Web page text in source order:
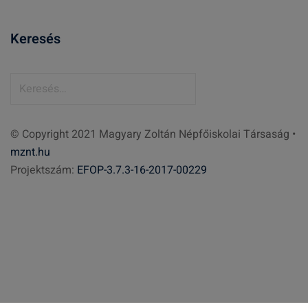
Keresés
e
s
é
© Copyright 2021 Magyary Zoltán Népfőiskolai Társaság •
mznt.hu
Projektszám: EFOP-3.7.3-16-2017-00229